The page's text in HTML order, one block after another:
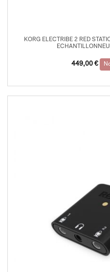
KORG ELECTRIBE 2 RED
449,00 €